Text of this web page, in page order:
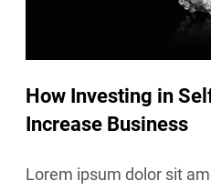
How Investing in
Increase Business
Lorem ipsum dolor sit